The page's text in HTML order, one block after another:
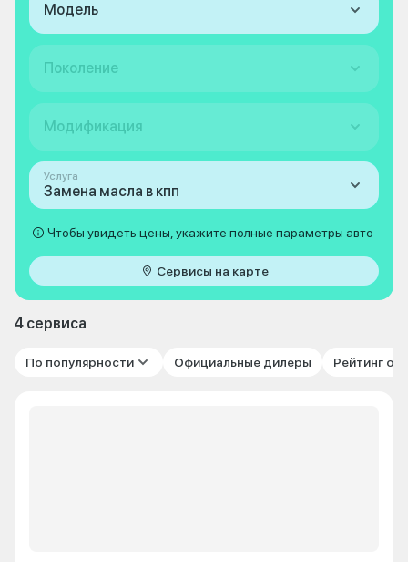
Модель
Поколение
Модификация
Услуга
Замена масла в кпп
Чтобы увидеть цены, укажите полные параметры авто
Сервисы на карте
4 сервиса
По популярности Официальные дилеры Рейтинг